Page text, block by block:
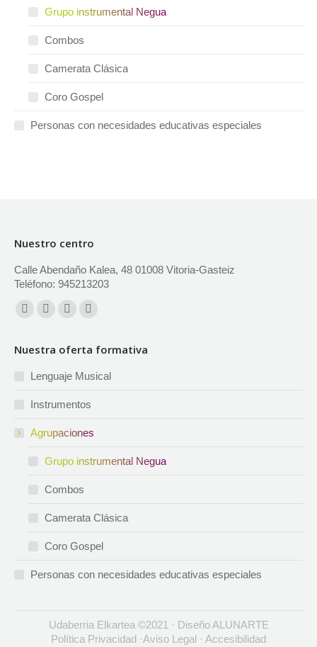
Grupo instrumental Negua
Combos
Camerata Clásica
Coro Gospel
Personas con necesidades educativas especiales
Nuestro centro
Calle Abendaño Kalea, 48 01008 Vitoria-Gasteiz
Teléfono: 945213203
Encuéntranos en:
opens
in
window
opens
in
window
opens
in
window
opens
in
window
Nuestra oferta formativa
Lenguaje Musical
Instrumentos
Agrupaciones
Grupo instrumental Negua
Combos
Camerata Clásica
Coro Gospel
Personas con necesidades educativas especiales
Udaberria Elkartea ©2021 · DiseñoALUNARTE
Política Privacidad ·Aviso Legal · Accesibilidad